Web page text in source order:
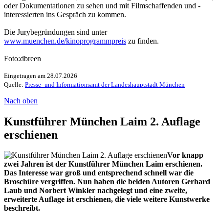
oder Dokumentationen zu sehen und mit Filmschaffenden und -
interessierten ins Gespräch zu kommen.
Die Jurybegründungen sind unter
www.muenchen.de/kinoprogrammpreis zu finden.
Foto:dbreen
Eingetragen am 28.07.2026
Quelle: Presse- und Informationsamt der Landeshauptstadt München
Nach oben
Kunstführer München Laim 2. Auflage
erschienen
Vor knapp
zwei Jahren ist der Kunstführer München Laim erschienen.
Das Interesse war groß und entsprechend schnell war die
Broschüre vergriffen. Nun haben die beiden Autoren Gerhard
Laub und Norbert Winkler nachgelegt und eine zweite,
erweiterte Auflage ist erschienen, die viele weitere Kunstwerke
beschreibt.